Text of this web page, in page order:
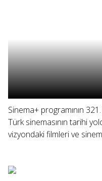
Sinema+ programının
Türk sinemasının tarihi
vizyondaki filmleri ve